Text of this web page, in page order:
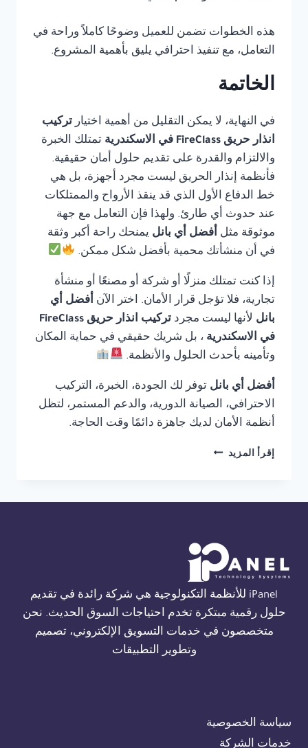
هذه الخطوات تضمن للعميل وضوحًا كاملاً وراحة في
التعامل، مع تنفيذ احترافي يليق بأهمية المشروع.
الخاتمة
في النهاية، لا يمكن التقليل من أهمية اختيار تركيب
انذار حريق FireClass في الاسكندرية
تمتلك الخبرة
والالتزام والقدرة على تقديم حلول أمان حقيقية.
فأنظمة إنذار الحريق ليست مجرد أجهزة، بل هي
خط الدفاع الأول الذي قد ينقذ الأرواح والممتلكات
عند حدوث أي طارئ. ولهذا فإن التعامل مع جهة
موثوقة مثل أفضل أي بانل يمنحك راحة أكبر وثقة
في أن منشأتك محمية بأفضل شكل ممكن.
إذا كنت تمتلك منزلًا أو شركة أو مصنعًا أو منشأة
تجارية، فلا تؤجل قرار الأمان. اختر الآن أفضل أي
بانل لأنها ليست مجرد
تركيب انذار حريق FireClass
في الاسكندرية ، بل شريك حقيقي في حماية المكان
وتأمينه بأحدث الحلول والأنظمة.
أفضل أي بانل توفر لك الجودة، الخبرة، التركيب
الاحترافي، الصيانة الدورية، والدعم المستمر، لتظل
أنظمة الأمان لديك جاهزة دائمًا وقت الحاجة.
إقرأ المزيد تركيب
01554305486
iPanel للأنظمة التكنولوجية هي شركة رائدة في تقديم
حلول رقمية مبتكرة تخدم احتياجات السوق الحديث. نحن
متخصصون في خدمات التسويق الإلكتروني، تصميم
وتطوير التطبيقات
سياسة الخصوصية
خدمات الشركة